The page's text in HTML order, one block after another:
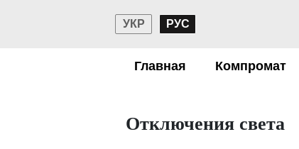
УКР РУС
Главная Компромат
Отключения света